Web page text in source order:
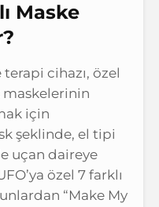
Maske
terapi cihazı, özel
için
şeklinde, el tipi
uçan daireye
özel 7 farklı
“Make My